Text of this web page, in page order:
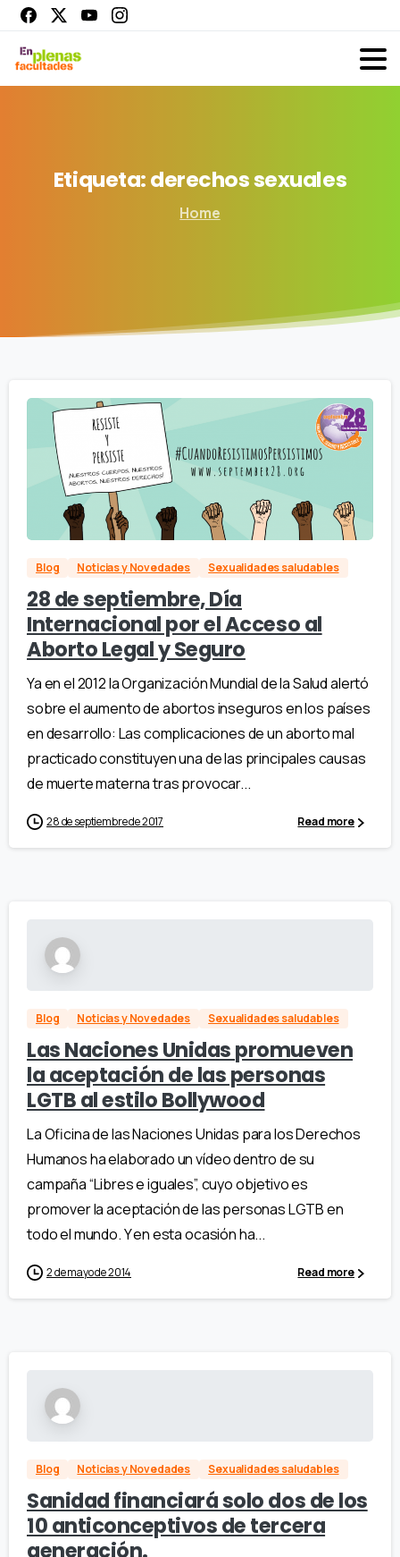
Etiqueta:derechossexuales
Home
Blog Noticias y Novedades Sexualidades saludables
28 de septiembre, Día
Internacional por el Acceso al
Aborto Legal y Seguro
Ya en el 2012 la Organización Mundial de la Salud alertó
sobre el aumento de abortos inseguros en los países
en desarrollo: Las complicaciones de un aborto mal
practicado constituyen una de las principales causas
de muerte materna tras provocar...
28 de septiembre de 2017 Read more
Blog Noticias y Novedades Sexualidades saludables
Las Naciones Unidas promueven
la aceptación de las personas
LGTB al estilo Bollywood
La Oficina de las Naciones Unidas para los Derechos
Humanos ha elaborado un vídeo dentro de su
campaña “Libres e iguales”, cuyo objetivo es
promover la aceptación de las personas LGTB en
todo el mundo. Y en esta ocasión ha...
2 de mayo de 2014 Read more
Blog Noticias y Novedades Sexualidades saludables
Sanidad financiará solo dos de los
10 anticonceptivos de tercera
generación.